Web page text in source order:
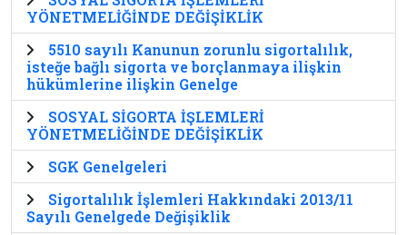
YÖNETMELİĞİNDE DEĞİŞİKLİK
5510 sayılı Kanunun zorunlu sigortalılık,
isteğe bağlı sigorta ve borçlanmaya ilişkin
hükümlerine ilişkin Genelge
SOSYAL SİGORTA İŞLEMLERİ
YÖNETMELİĞİNDE DEĞİŞİKLİK
SGK Genelgeleri
Sigortalılık İşlemleri Hakkındaki 2013/11
Sayılı Genelgede Değişiklik